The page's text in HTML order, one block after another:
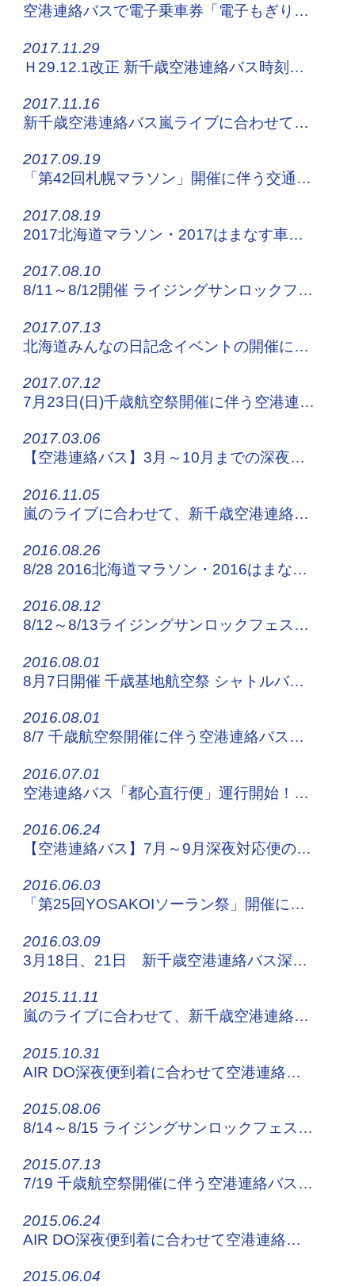
空港連絡バスで電子乗車券「電子もぎり」を開始します！
2017.11.29
Ｈ29.12.1改正 新千歳空港連絡バス時刻表はこちらから！
2017.11.16
新千歳空港連絡バス嵐ライブに合わせて増便運行
2017.09.19
「第42回札幌マラソン」開催に伴う交通規制について
2017.08.19
2017北海道マラソン・2017はまなす車いすマラソン交通規制のお知らせ
2017.08.10
8/11～8/12開催 ライジングサンロックフェスティバル2017へお越しの方！
2017.07.13
北海道みんなの日記念イベントの開催に伴う交通規制について
2017.07.12
7月23日(日)千歳航空祭開催に伴う空港連絡バスの運行について
2017.03.06
【空港連絡バス】3月～10月までの深夜便の運行について
2016.11.05
嵐のライブに合わせて、新千歳空港連絡バスの増便を運行！
2016.08.26
8/28 2016北海道マラソン・2016はまなす車いすマラソン交通規制に伴う運行のお知らせ
2016.08.12
8/12～8/13ライジングサンロックフェスティバル2016へお越しの方！
2016.08.01
8月7日開催 千歳基地航空祭 シャトルバスを運行！
2016.08.01
8/7 千歳航空祭開催に伴う空港連絡バスの運行について
2016.07.01
空港連絡バス「都心直行便」運行開始！東区役所系統はサッポロビール園へ乗り入れ開始です！
2016.06.24
【空港連絡バス】7月～9月深夜対応便の運行
2016.06.03
「第25回YOSAKOIソーラン祭」開催に伴う交通規制について
2016.03.09
3月18日、21日 新千歳空港連絡バス深夜便の実証運行について
2015.11.11
嵐のライブに合わせて、新千歳空港連絡バスの増便を運行！
2015.10.31
AIR DO深夜便到着に合わせて空港連絡バスを臨時運行します！
2015.08.06
8/14～8/15 ライジングサンロックフェスティバル2015へおこしの方！
2015.07.13
7/19 千歳航空祭開催に伴う空港連絡バスの運行について
2015.06.24
AIR DO深夜便到着に合わせて空港連絡バスを臨時運行します！
2015.06.04